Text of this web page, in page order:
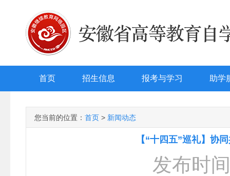
首页 招生信息 报考与学习 助学
您当前的位置： 首页 > 新闻动态
【“十四五”巡礼】协
发布时